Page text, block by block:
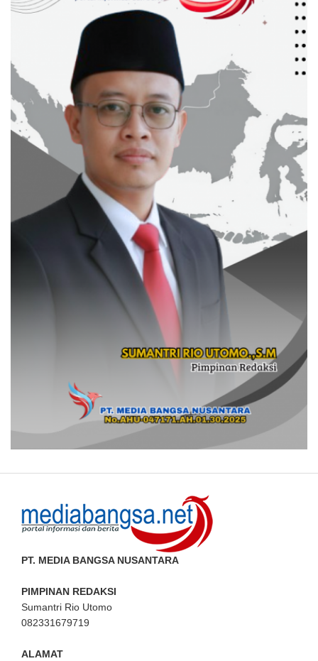
PT. MEDIA BANGSA NUSANTARA
PIMPINAN REDAKSI
Sumantri Rio Utomo
082331679719
ALAMAT